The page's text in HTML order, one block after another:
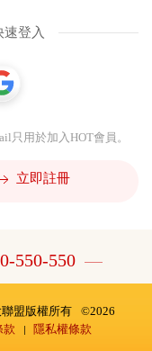
登入
只用於加入HOT會員。
立即註冊
550-550
盟版權所有
©2026
款 隱私權條款